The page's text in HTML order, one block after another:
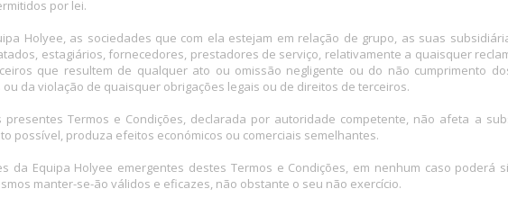
por lei.
Holyee, as sociedades que com ela estejam em relação de grupo, as suas
estagiários, fornecedores, prestadores de serviço, relativamente a quaisquer
que resultem de qualquer ato ou omissão negligente ou do não cumprimento
da violação de quaisquer obrigações legais ou de direitos de terceiros.
Termos e Condições, declarada por autoridade competente, não afeta a
possível, produza efeitos económicos ou comerciais semelhantes.
da Equipa Holyee emergentes destes Termos e Condições, em nenhum caso poderá
manter-se-ão válidos e eficazes, não obstante o seu não exercício.